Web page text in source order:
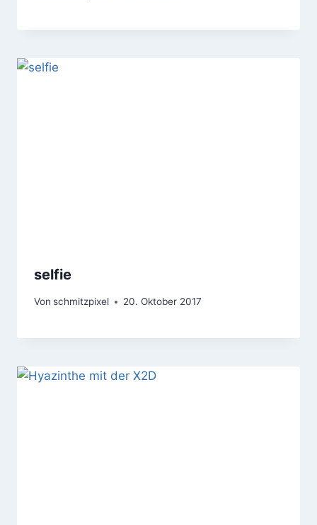
selfie
Von schmitzpixel 20. Oktober 2017